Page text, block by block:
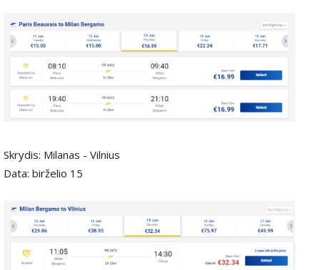
Skrydis: Milanas - Vilnius
Data: birželio 15